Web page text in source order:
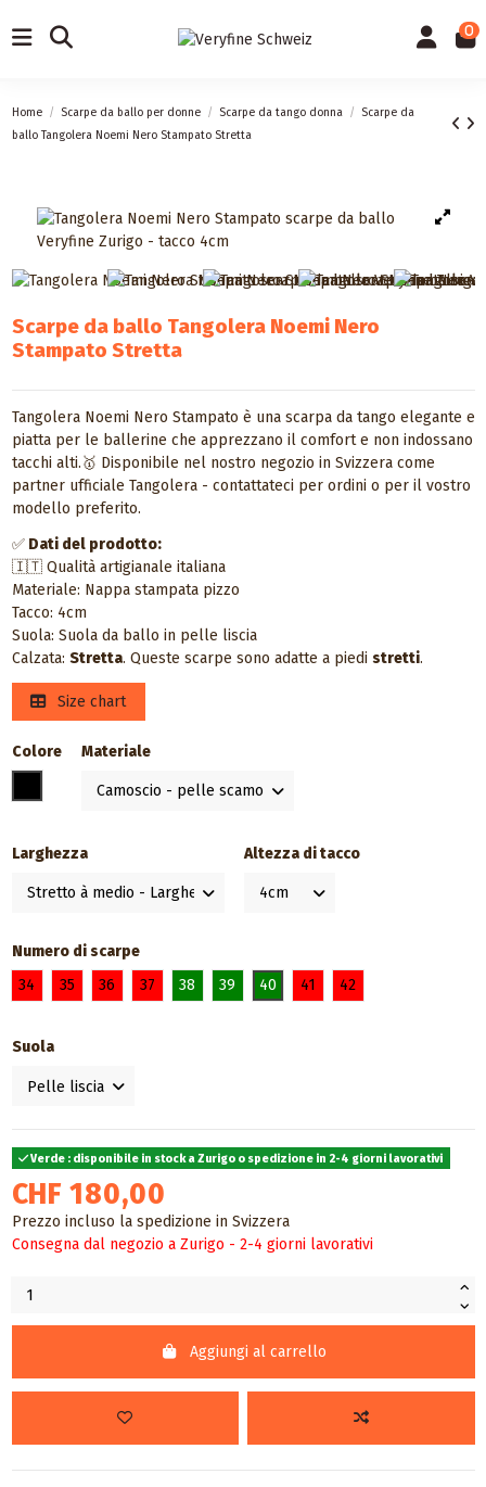
0
Home Scarpe da ballo per donne Scarpe da tango donna
Scarpe da
ballo Tangolera Noemi Nero Stampato Stretta
Scarpe da ballo Tangolera Noemi Nero
Stampato Stretta
Tangolera Noemi Nero Stampato è una scarpa da tango elegante e
piatta per le ballerine che apprezzano il comfort e non indossano
tacchi alti.🥇 Disponibile nel nostro negozio in Svizzera come
partner ufficiale Tangolera - contattateci per ordini o per il vostro
modello preferito.
✅Dati del prodotto:
🇮🇹 Qualità artigianale italiana
Materiale: Nappa stampata pizzo
Tacco: 4cm
Suola: Suola da ballo in pelle liscia
Calzata: Stretta. Queste scarpe sono adatte a piedi stretti.
Size chart
Colore
Materiale
Larghezza Altezza di tacco
Numero di scarpe
34
35 36 37 38 39 40 41 42
Suola
Verde : disponibile in stock a Zurigo o spedizione in 2-4 giorni lavorativi
CHF 180,00
Prezzo incluso la spedizione in Svizzera
Consegna dal negozio a Zurigo - 2-4 giorni lavorativi
Aggiungi al carrello